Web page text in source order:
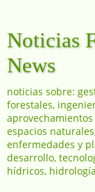
Noticias
News
noticias sobre:
forestales,
espacios
enfermedades y
desarrollo,
hídricos,